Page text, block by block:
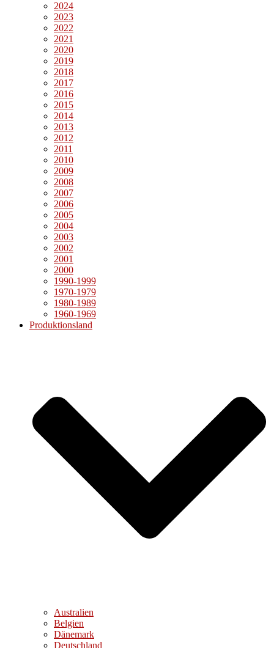
2024
2023
2022
2021
2020
2019
2018
2017
2016
2015
2014
2013
2012
2011
2010
2009
2008
2007
2006
2005
2004
2003
2002
2001
2000
1990-1999
1970-1979
1980-1989
1960-1969
Produktionsland
Australien
Belgien
Dänemark
Deutschland